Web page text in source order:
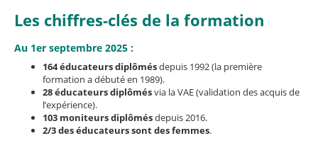
Les chiffres-clés de la formation
Au 1er septembre 2025 :
164 éducateurs diplômésdepuis 1992 (la première
formation a débuté en 1989).
28 éducateurs diplômésvia la VAE (validation des acquis de
l’expérience).
103 moniteurs diplômésdepuis 2016.
2/3 des éducateurs sont des femmes.